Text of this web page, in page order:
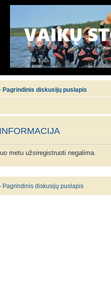
Pagrindinis diskusijų puslapis
INFORMACIJA
metu užsiregistruoti negalima.
Pagrindinis diskusijų puslapis